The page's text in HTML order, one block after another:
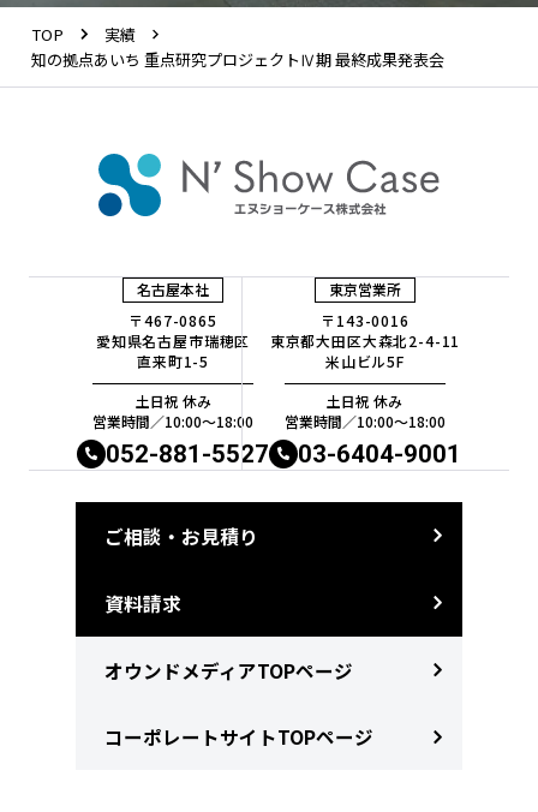
TOP
実績
知の拠点あいち 重点研究プロジェクトⅣ期 最終成果発表会
名古屋本社
〒467-0865
愛知県名古屋市瑞穂区
直来町1-5
土日祝 休み
営業時間／10:00〜18:00
052-881-5527
東京営業所
〒143-0016
東京都大田区大森北2-4-11
米山ビル5F
土日祝 休み
営業時間／10:00〜18:00
03-6404-9001
ご相談・お見積り
資料請求
オウンドメディアTOPページ
コーポレートサイトTOPページ